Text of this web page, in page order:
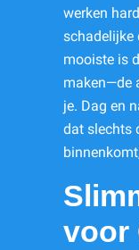
werken
schadelijke
mooiste is
maken—de
je. Dag en
dat slechts
voor